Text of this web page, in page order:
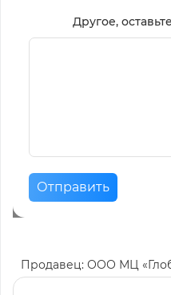
Другое,
Отправить
Продавец: ООО МЦ